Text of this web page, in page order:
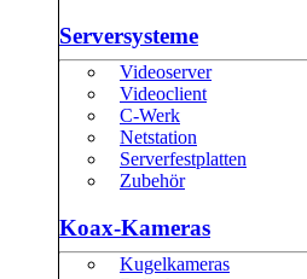
Serversysteme
Videoserver
Videoclient
C-Werk
Netstation
Serverfestplatten
Zubehör
Koax-Kameras
Kugelkameras